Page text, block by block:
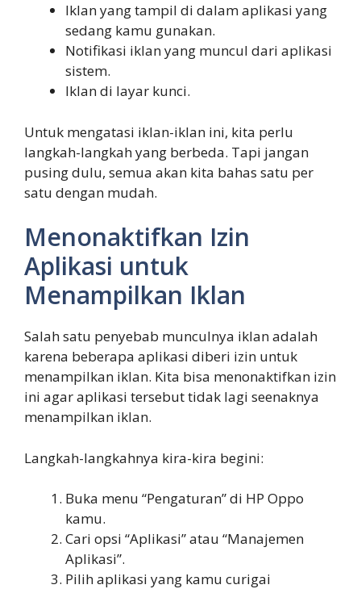
Iklan yang tampil di dalam aplikasi yang
sedang kamu gunakan.
Notifikasi iklan yang muncul dari aplikasi
sistem.
Iklan di layar kunci.
Untuk mengatasi iklan-iklan ini, kita perlu
langkah-langkah yang berbeda. Tapi jangan
pusing dulu, semua akan kita bahas satu per
satu dengan mudah.
Menonaktifkan Izin
Aplikasi untuk
Menampilkan Iklan
Salah satu penyebab munculnya iklan adalah
karena beberapa aplikasi diberi izin untuk
menampilkan iklan. Kita bisa menonaktifkan izin
ini agar aplikasi tersebut tidak lagi seenaknya
menampilkan iklan.
Langkah-langkahnya kira-kira begini:
Buka menu “Pengaturan” di HP Oppo
kamu.
Cari opsi “Aplikasi” atau “Manajemen
Aplikasi”.
Pilih aplikasi yang kamu curigai